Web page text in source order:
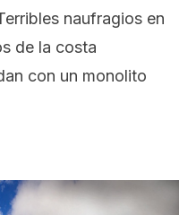
naufragios en
de la costa
con un monolito